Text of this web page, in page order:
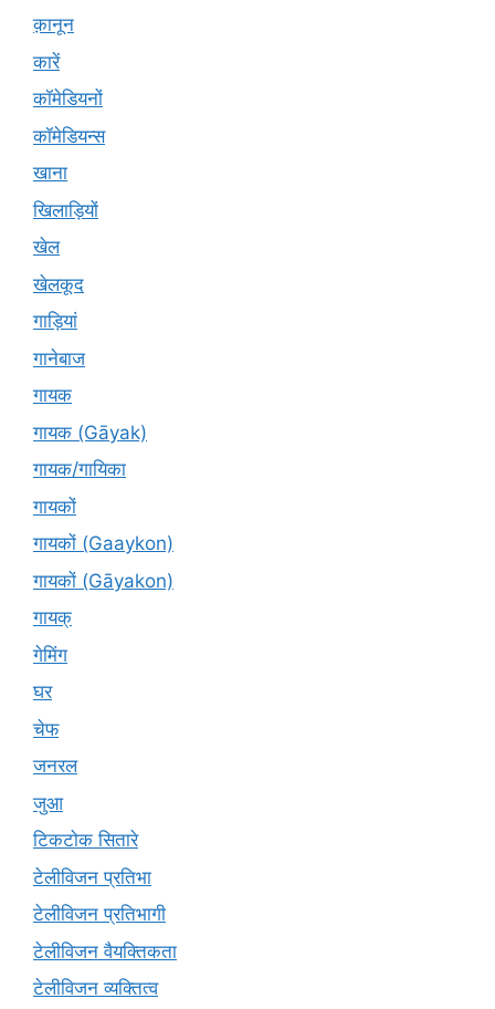
क़ानून
कारें
कॉमेडियनों
कॉमेडियन्स
खाना
खिलाड़ियों
खेल
खेलकूद
गाड़ियां
गानेबाज
गायक
गायक (Gāyak)
गायक/गायिका
गायकों
गायकों (Gaaykon)
गायकों (Gāyakon)
गायक्
गेमिंग
घर
चेफ
जनरल
जुआ
टिकटोक सितारे
टेलीविजन प्रतिभा
टेलीविजन प्रतिभागी
टेलीविजन वैयक्तिकता
टेलीविजन व्यक्तित्व